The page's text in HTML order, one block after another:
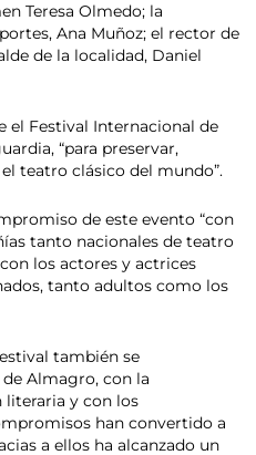
Teresa Olmedo; la
Ana Muñoz; el rector de
de la localidad, Daniel
el Festival Internacional de
“para preservar,
teatro clásico del mundo”.
de este evento “con
tanto nacionales de teatro
los actores y actrices
tanto adultos como los
también se
Almagro, con la
literaria y con los
han convertido a
a ellos ha alcanzado un